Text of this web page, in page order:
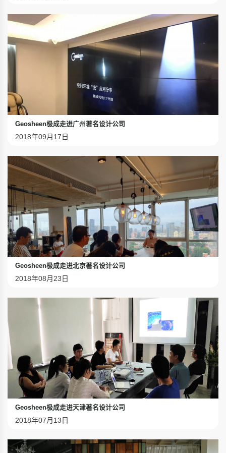
Geosheen极成走进广州著名设计公司
2018年09月17日
Geosheen极成走进北京著名设计公司
2018年08月23日
Geosheen极成走进天津著名设计公司
2018年07月13日